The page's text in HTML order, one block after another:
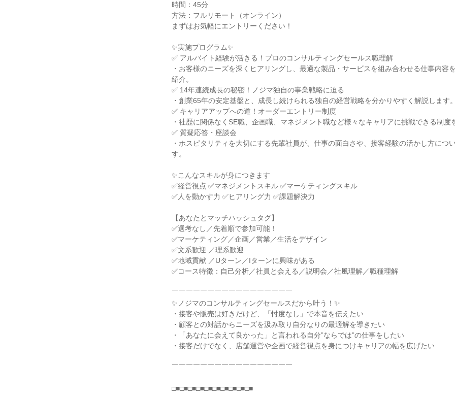
時間：45分
方法：フルリモート（オンライン）
まずはお気軽にエントリーください！
✨実施プログラム✨
✅ アルバイト経験が活きる！プロのコンサルティングセールス職理解
・お客様のニーズを深くヒアリングし、最適な製品・サービスを組み合わせる仕事内容
紹介。
✅ 14年連続成長の秘密！ノジマ独自の事業戦略に迫る
・創業65年の安定基盤と、成長し続けられる独自の経営戦略を分かりやすく解説します。
✅ キャリアアップへの道！オーダーエントリー制度
・社歴に関係なくSE職、企画職、マネジメント職など様々なキャリアに挑戦できる制度
✅ 質疑応答・座談会
・ホスピタリティを大切にする先輩社員が、仕事の面白さや、接客経験の活かし方につ
す。
✨こんなスキルが身につきます
✅経営視点 ✅マネジメントスキル ✅マーケティングスキル
✅人を動かす力 ✅ヒアリング力 ✅課題解決力
【あなたとマッチハッシュタグ】
✅選考なし／先着順で参加可能！
✅マーケティング／企画／営業／生活をデザイン
✅文系歓迎 ／理系歓迎
✅地域貢献 ／Uターン／Iターンに興味がある
✅コース特徴：自己分析／社員と会える／説明会／社風理解／職種理解
￣￣￣￣￣￣￣￣￣￣￣￣￣￣￣￣￣
✨ノジマのコンサルティングセールスだから叶う！✨
・接客や販売は好きだけど、「忖度なし」で本音を伝えたい
・顧客との対話からニーズを汲み取り自分なりの最適解を導きたい
・「あなたに会えて良かった」と言われる自分”ならでは”の仕事をしたい
・接客だけでなく、店舗運営や企画で経営視点を身につけキャリアの幅を広げたい
￣￣￣￣￣￣￣￣￣￣￣￣￣￣￣￣￣
□■□■□■□■□■□■□■□■□■□■